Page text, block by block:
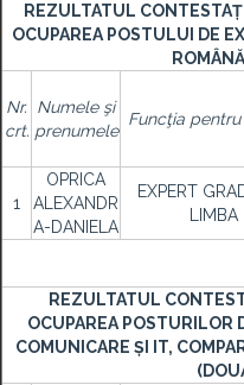
REZULTATUL
OCUPAREA POSTULUI DE
Nr.
crt.
Numele şi
prenumele
Funcţia
1
OPRICA
ALEXANDR
A-DANIELA
EXPERT
REZULTATUL
OCUPAREA POSTURILOR
COMUNICARE ȘI IT,